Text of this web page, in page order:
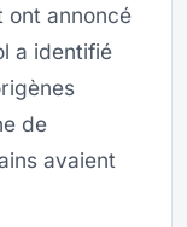
ont annoncé
a identifié
de
avaient